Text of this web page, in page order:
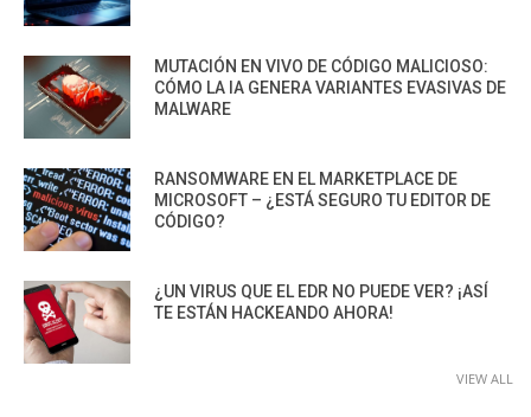
MUTACIÓN EN VIVO DE CÓDIGO MALICIOSO:
CÓMO LA IA GENERA VARIANTES EVASIVAS DE
MALWARE
RANSOMWARE EN EL MARKETPLACE DE
MICROSOFT – ¿ESTÁ SEGURO TU EDITOR DE
CÓDIGO?
¿UN VIRUS QUE EL EDR NO PUEDE VER? ¡ASÍ
TE ESTÁN HACKEANDO AHORA!
VIEW ALL